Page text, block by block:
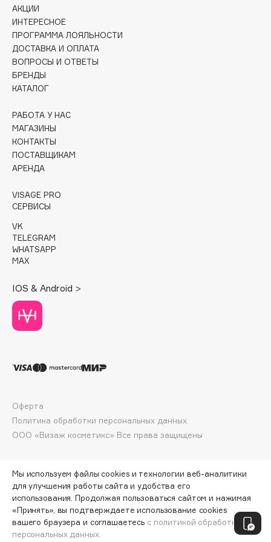
Collagenina
Consly
Corimo
CosRX
Cottolina
Crescina
Curaprox
D
d'Alba
DARLING*
Darphin
Davines
Dior
Divage
Dolomit
Dr. Vranjes Firenze
Dr.Althea
DSD de Luxe
Dyson
ПО ЗОЛОТОЙ КАРТЕ:927 ₽
ДОБАВИТЬ В КОРЗИНУ 1030 ₽
АКЦИИ
ИНТЕРЕСНОЕ
ПРОГРАММА ЛОЯЛЬНОСТИ
ДОСТАВКА И ОПЛАТА
ВОПРОСЫ И ОТВЕТЫ
БРЕНДЫ
КАТАЛОГ
РАБОТА У НАС
МАГАЗИНЫ
КОНТАКТЫ
ПОСТАВЩИКАМ
АРЕНДА
VISAGE PRO
СЕРВИСЫ
VK
TELEGRAM
WHATSAPP
MAX
IOS & Android >
ООО «Визаж косметикс» Все права защищены
Оферта
Политика обработки персональных данных
Мы используем файлы cookies и технологии веб-аналитики
для улучшения работы сайта и удобства его
использования. Продолжая пользоваться сайтом и нажимая
«Принять», вы подтверждаете использование cookies
вашего браузера и соглашаетесь с политикой обработки
персональных данных.